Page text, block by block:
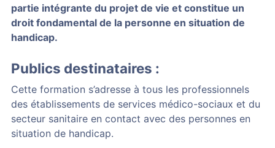
partie intégrante du projet de vie et constitue un
droit fondamental de la personne en situation de
handicap.
Publics destinataires :
Cette formation s’adresse à tous les professionnels
des établissements de services médico-sociaux et du
secteur sanitaire en contact avec des personnes en
situation de handicap.